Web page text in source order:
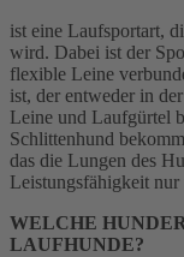
ist eine Laufsportart,
wird. Dabei ist der
flexible Leine
ist, der entweder in
Leine und Laufgürtel
Schlittenhund
das die Lungen des
Leistungsfähigkeit
WELCHE
LAUFHUNDE?